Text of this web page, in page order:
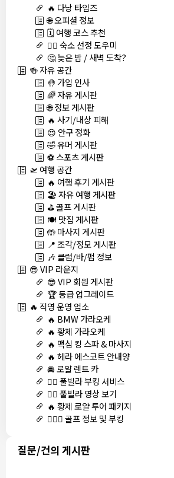
🔥 다낭 타임즈
🌐 오피셜 정보
🗓️ 여행 코스 추천
🏊‍♀️ 숙소 선정 도우미
🤔 늦은 밤 / 새벽 도착?
🍻 자유 공간
🤚 가입 인사
🌈 자유 게시판
🌐 정보 게시판
🔥 사기/내상 피해
😍 안구 정화
🤣 유머 게시판
⚽ 스포츠 게시판
🛫 여행 공간
🔥 여행 후기 게시판
🏖️ 자유 여행 게시판
⛳ 골프 게시판
🍽️ 맛집 게시판
🤲 마사지 게시판
📍 조각/정모 게시판
🎶 클럽/바/펍 정보
😎 VIP 라운지
😎 VIP 회원 게시판
🏆 등급 업그레이드
🔥 직영 운영 업소
🔥 BMW 가라오케
🔥 황제 가라오케
🔥 맥심 킹 스파 & 마사지
🔥 헤라 에스코트 안내양
🚘 로얄 렌트 카
🏊‍♀️ 풀빌라 부킹 서비스
🏊‍♀️ 풀빌라 영상 보기
🔥 황제 로얄 투어 패키지
🏌🏻‍♂️ 골프 정보 및 부킹
질문/건의 게시판